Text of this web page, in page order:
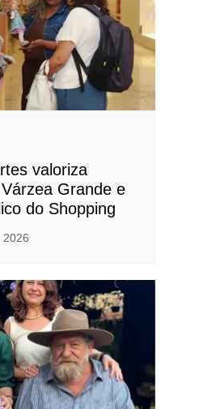
valoriza
Grande e
do Shopping
2026